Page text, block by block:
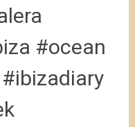
#ocean